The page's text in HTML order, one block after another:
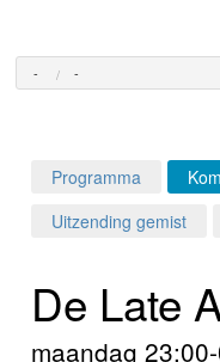
- -
Programma's
Programma
Uitzending gemist
De Late
maandag